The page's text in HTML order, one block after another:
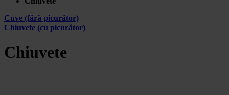
Cuve (fără picurător)
Chiuvete (cu picurător)
Chiuvete